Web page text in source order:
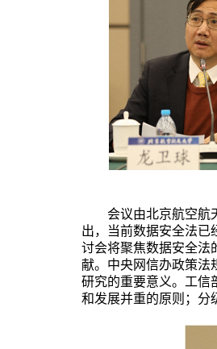
会议由北京航空航
出，当前数据安全法已
讨会将聚焦数据安全法
献。 中央网信办政策法
研究的重要意义。 工信
和发展并重的原则；分